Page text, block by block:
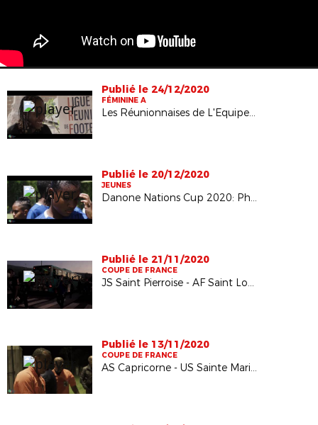
Publié le 24/12/2020
FÉMININE A
Les Réunionnaises de L'Equipe de France en vacances
Publié le 20/12/2020
JEUNES
Danone Nations Cup 2020: Phase finale
Publié le 21/11/2020
COUPE DE FRANCE
JS Saint Pierroise - AF Saint Louis: 6ème tour de la coupe de France
Publié le 13/11/2020
COUPE DE FRANCE
AS Capricorne - US Sainte Marienne : 5ème tour de la coupe de France